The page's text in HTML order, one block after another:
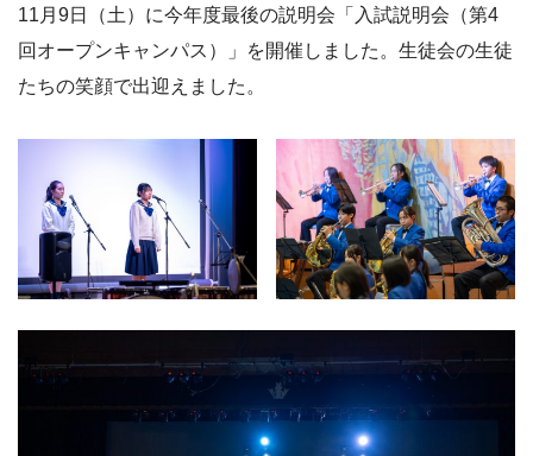
11月9日（土）に今年度最後の説明会「入試説明会（第4
回オープンキャンパス）」を開催しました。生徒会の生徒
たちの笑顔で出迎えました。